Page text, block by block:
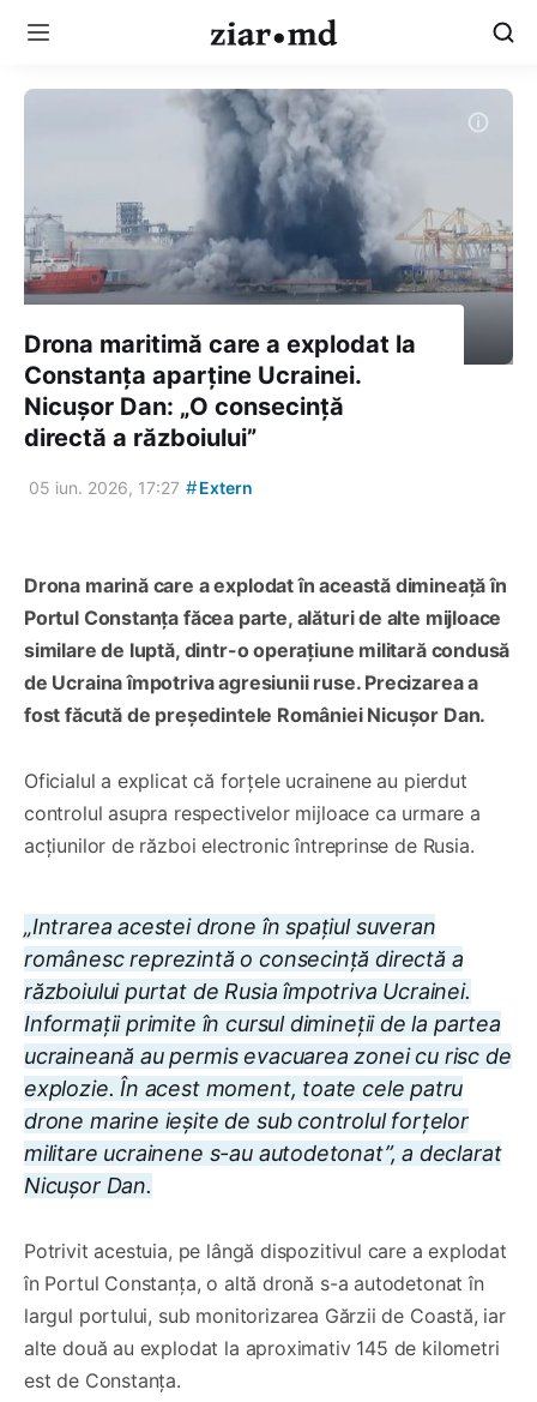
Drona maritimă care a explodat la
Constanța aparține Ucrainei.
Nicușor Dan: „O consecință
directă a războiului”
05 iun. 2026, 17:27 #Extern
Drona marină care a explodat în această dimineață în
Portul Constanța făcea parte, alături de alte mijloace
similare de luptă, dintr-o operațiune militară condusă
de Ucraina împotriva agresiunii ruse. Precizarea a
fost făcută de președintele României Nicușor Dan.
Oficialul a explicat că forțele ucrainene au pierdut
controlul asupra respectivelor mijloace ca urmare a
acțiunilor de război electronic întreprinse de Rusia.
„Intrarea acestei drone în spațiul suveran
românesc reprezintă o consecință directă a
războiului purtat de Rusia împotriva Ucrainei.
Informații primite în cursul dimineții de la partea
ucraineană au permis evacuarea zonei cu risc de
explozie. În acest moment, toate cele patru
drone marine ieșite de sub controlul forțelor
militare ucrainene s-au autodetonat”, a declarat
Nicușor Dan.
Potrivit acestuia, pe lângă dispozitivul care a explodat
în Portul Constanța, o altă dronă s-a autodetonat în
largul portului, sub monitorizarea Gărzii de Coastă, iar
alte două au explodat la aproximativ 145 de kilometri
est de Constanța.